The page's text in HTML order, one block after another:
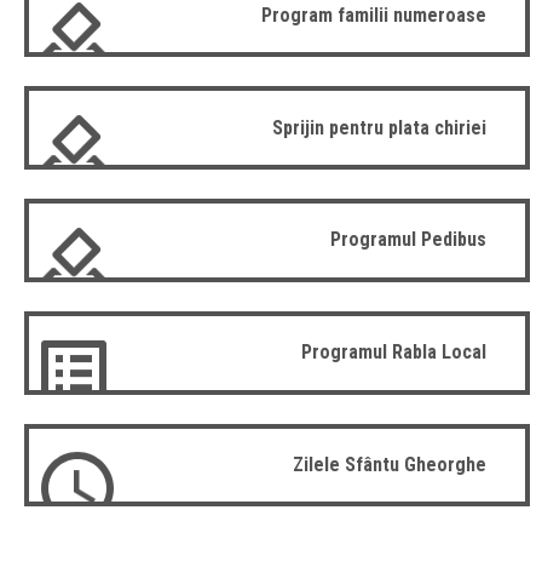
Program familii numeroase
Sprijin pentru plata chiriei
Programul Pedibus
Programul Rabla Local
Zilele Sfântu Gheorghe